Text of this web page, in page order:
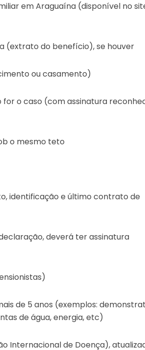
em Araguaína (disponível no
(extrato do benefício), se houver
ou casamento)
for o caso (com assinatura
o mesmo teto
identificação e último contrato de
deverá ter assinatura
de 5 anos (exemplos:
de água, energia, etc)
Internacional de Doença),